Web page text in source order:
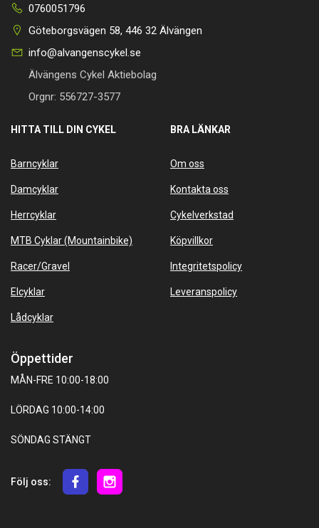
0760051796
Göteborgsvägen 58, 446 32 Älvängen
info@alvangenscykel.se
Älvängens Cykel Aktiebolag
Orgnr: 556727-3577
HITTA TILL DIN CYKEL
Barncyklar
Damcyklar
Herrcyklar
MTB Cyklar (Mountainbike)
Racer/Gravel
Elcyklar
Lådcyklar
BRA LÄNKAR
Om oss
Kontakta oss
Cykelverkstad
Köpvillkor
Integritetspolicy
Leveranspolicy
Öppettider
MÅN-FRE 10:00-18:00
LÖRDAG 10:00-14:00
SÖNDAG STÄNGT
Följ oss: